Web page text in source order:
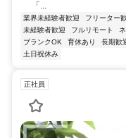
「...
業界未経験者歓迎 フリーター
未経験者歓迎
フルリモート
ブランクOK
育休あり 長期歓
土日祝休み
正社員